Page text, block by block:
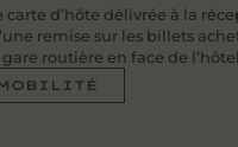
carte d’hôte délivrée à la
remise sur les billets
routière en face de l’hôtel